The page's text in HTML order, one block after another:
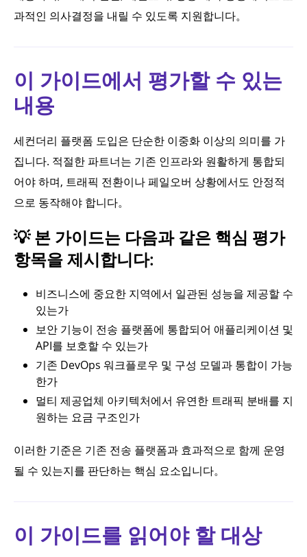
과적인 의사결정을 내릴 수 있도록 지원합니다。
이 가이드에서 평가할 수 있는
내용
세컨더리 플랫폼 도입은 단순한 이중화 이상의 의미를 가
집니다. 적절한 파트너는 기존 인프라와 원활하게 통합되
어야 하며, 트래픽 전환이나 페일오버 상황에서도 안정적
으로 동작해야 합니다。
💡 본 가이드는 다음과 같은 핵심 평가
항목을 제시합니다:
비즈니스에 중요한 지역에서 일관된 성능을 제공할 수
있는가
보안 기능이 전송 플랫폼에 통합되어 애플리케이션 및
API를 보호할 수 있는가
기존 DevOps 워크플로우 및 구성 모델과 통합이 가능
한가
멀티 제공업체 아키텍처에서 유연한 트래픽 분배를 지
원하는 요금 구조인가
이러한 기준은 기존 전송 플랫폼과 효과적으로 함께 운영
될 수 있는지를 판단하는 핵심 요소입니다。
이 가이드를 읽어야 할 대상